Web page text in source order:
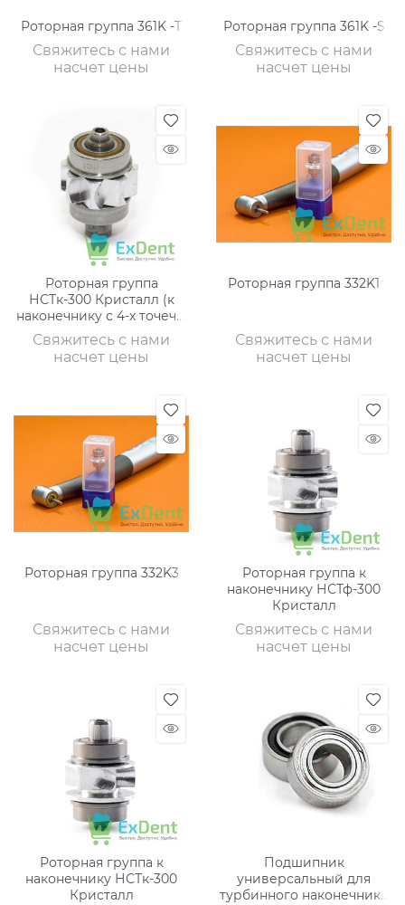
Роторная группа 361K -T
Свяжитесь с нами
насчет цены
Роторная группа 361K -S
Свяжитесь с нами
насчет цены
Роторная группа
НСТк-300 Кристалл (к
наконечнику с 4-х точечн.
спреем) 8 лопастей
Свяжитесь с нами
насчет цены
Роторная группа 332K1
Свяжитесь с нами
насчет цены
Роторная группа 332K3
Свяжитесь с нами
насчет цены
Роторная группа к
наконечнику НСТф-300
Кристалл
Свяжитесь с нами
насчет цены
Роторная группа к
наконечнику НСТк-300
Кристалл
Подшипник
универсальный для
турбинного наконечника